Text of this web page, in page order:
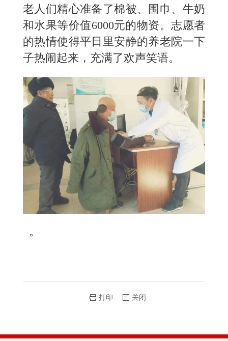
老人们精心准备了棉被、围巾、牛奶
和水果等价值6000元的物资。志愿者
的热情使得平日里安静的养老院一下
子热闹起来，充满了欢声笑语。
。
打印 关闭